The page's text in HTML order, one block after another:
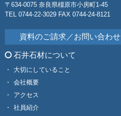
〒634-0075 奈良県橿原市小房町1-45
TEL 0744-22-3029 FAX 0744-24-8121
資料のご請求／お問い合わせ
石井石材について
大切にしていること
会社概要
アクセス
社員紹介